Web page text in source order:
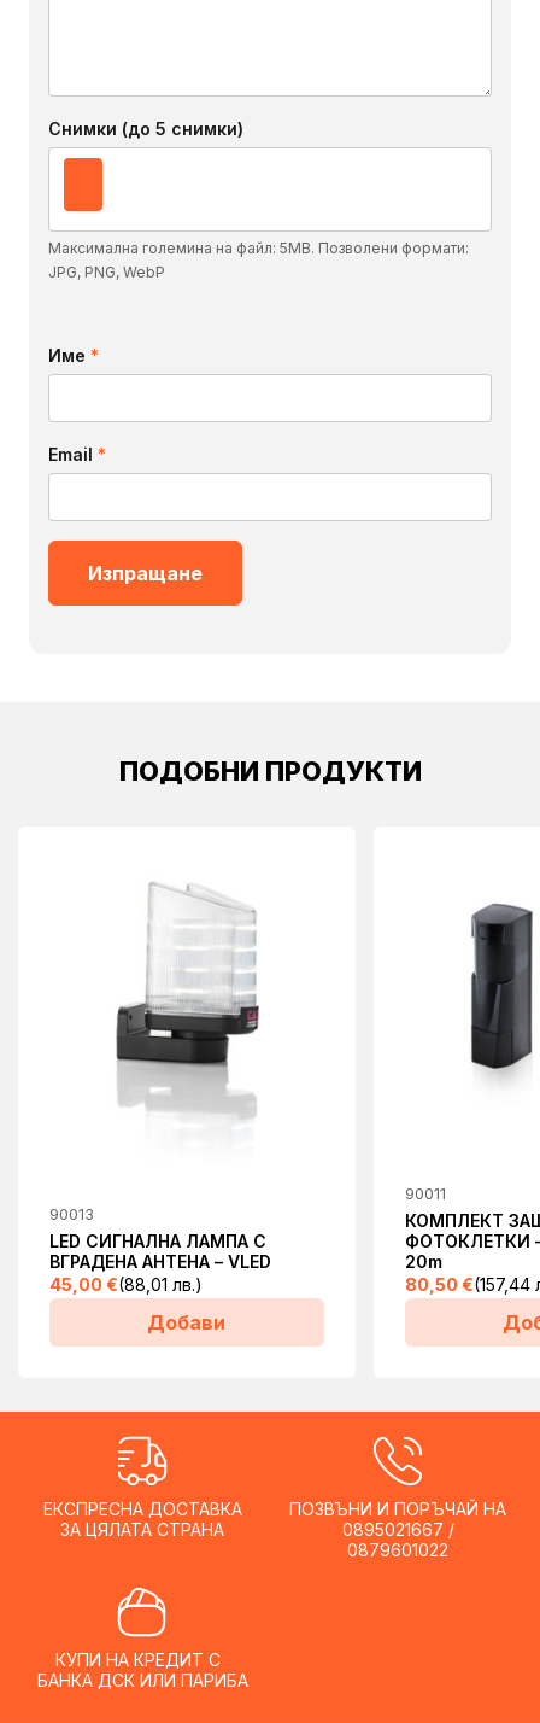
Снимки (до 5 снимки)
Максимална големина на файл: 5MB. Позволени формати:
JPG, PNG, WebP
Име *
Email *
ПОДОБНИ ПРОДУКТИ
90013
LED СИГНАЛНА ЛАМПА С
ВГРАДЕНА АНТЕНА – VLED
45,00 €(88,01 лв.)
Добави
90011
КОМПЛЕКТ
ФОТОКЛЕТКИ –
20m
80,50 €(157,44
ЕКСПРЕСНА ДОСТАВКА
ЗА ЦЯЛАТА СТРАНА
ПОЗВЪНИ И ПОРЪЧАЙ НА
0895021667 /
0879601022
КУПИ НА КРЕДИТ С
БАНКА ДСК ИЛИ ПАРИБА